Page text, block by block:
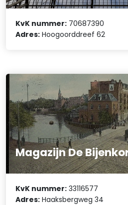
KvK nummer: 70687390
Adres: Hoogoorddreef 62
Magazijn De
KvK nummer: 33116577
Adres: Haaksbergweg 34